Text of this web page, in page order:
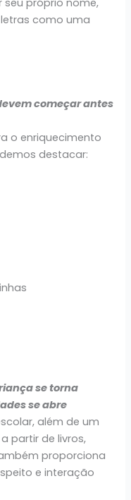
seu próprio nome,
como uma
começar antes
o enriquecimento
destacar:
se torna
se abre
além de um
partir de livros,
proporciona
e interação